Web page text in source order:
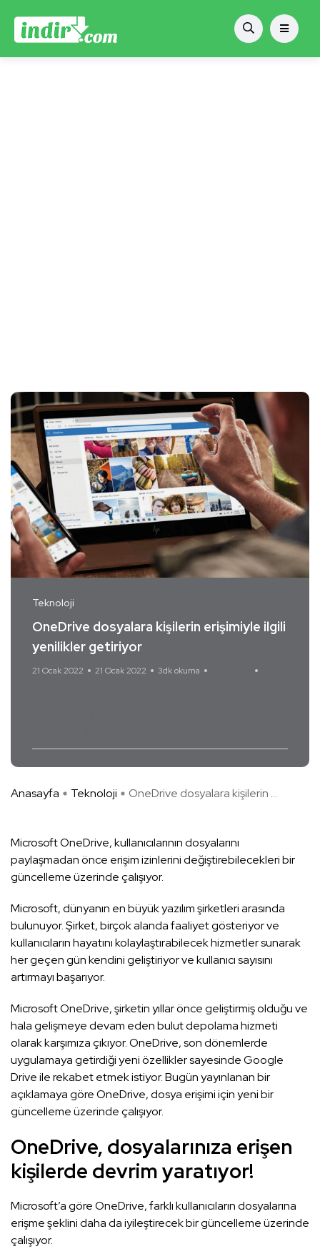
Teknoloji
OneDrive dosyalara kişilerin erişimiyle ilgili
yenilikler getiriyor
21 Ocak 2022 21 Ocak 2022 3dk okuma
Anasayfa Teknoloji OneDrive dosyalara kişilerin ...
Microsoft OneDrive, kullanıcılarının dosyalarını
paylaşmadan önce erişim izinlerini değiştirebilecekleri bir
güncelleme üzerinde çalışıyor.
Microsoft, dünyanın en büyük yazılım şirketleri arasında
bulunuyor. Şirket, birçok alanda faaliyet gösteriyor ve
kullanıcıların hayatını kolaylaştırabilecek hizmetler sunarak
her geçen gün kendini geliştiriyor ve kullanıcı sayısını
artırmayı başarıyor.
Microsoft OneDrive, şirketin yıllar önce geliştirmiş olduğu ve
hala gelişmeye devam eden bulut depolama hizmeti
olarak karşımıza çıkıyor. OneDrive, son dönemlerde
uygulamaya getirdiği yeni özellikler sayesinde Google
Drive ile rekabet etmek istiyor. Bugün yayınlanan bir
açıklamaya göre OneDrive, dosya erişimi için yeni bir
güncelleme üzerinde çalışıyor.
OneDrive, dosyalarınıza erişen
kişilerde devrim yaratıyor!
Microsoft’a göre OneDrive, farklı kullanıcıların dosyalarına
erişme şeklini daha da iyileştirecek bir güncelleme üzerinde
çalışıyor.